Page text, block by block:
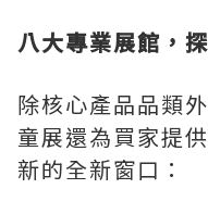
八大專業展館，
除核心產品品類
童展還為買家提
新的全新窗口：